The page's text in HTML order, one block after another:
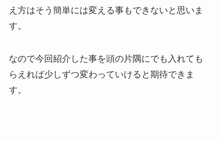
え方はそう簡単には変える事もできないと思いま
す。
なので今回紹介した事を頭の片隅にでも入れても
らえれば少しずつ変わっていけると期待できま
す。